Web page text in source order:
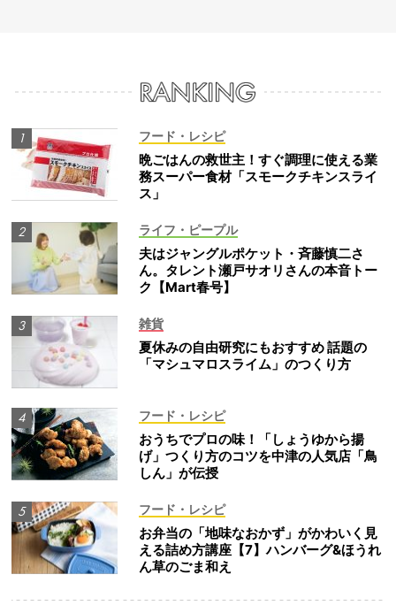
フード・レシピ
晩ごはんの救世主！すぐ調理に使える業
務スーパー食材「スモークチキンスライ
ス」
ライフ・ピープル
夫はジャングルポケット・斉藤慎二さ
ん。タレント瀬戸サオリさんの本音トー
ク【Mart春号】
雑貨
夏休みの自由研究にもおすすめ 話題の
「マシュマロスライム」のつくり方
フード・レシピ
おうちでプロの味！「しょうゆから揚
げ」つくり方のコツを中津の人気店「鳥
しん」が伝授
フード・レシピ
お弁当の「地味なおかず」がかわいく見
える詰め方講座【7】ハンバーグ&ほうれ
ん草のごま和え